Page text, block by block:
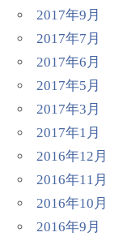
2017年9月
2017年7月
2017年6月
2017年5月
2017年3月
2017年1月
2016年12月
2016年11月
2016年10月
2016年9月